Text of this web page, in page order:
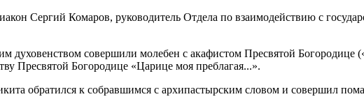
Сергий Комаров, руководитель Отдела по взаимодействию с
духовенством совершили молебен с акафистом Пресвятой Богородице
Пресвятой Богородице «Царице моя преблагая...».
обратился к собравшимся с архипастырским словом и совершил